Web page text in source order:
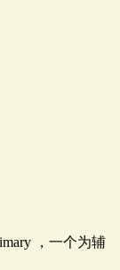
，一个为辅